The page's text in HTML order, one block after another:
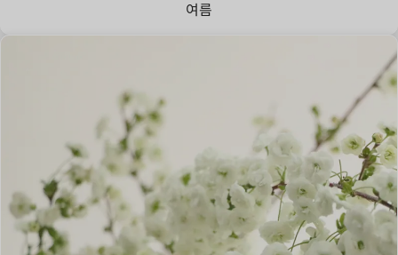
여름
아직 실현